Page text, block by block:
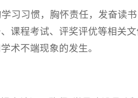
习习惯，胸怀责任，发奋读
课程考试、评奖评优等相关文
术不端现象的发生。